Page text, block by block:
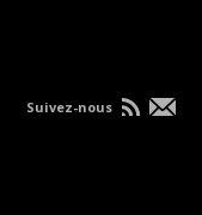
Suivez-nous